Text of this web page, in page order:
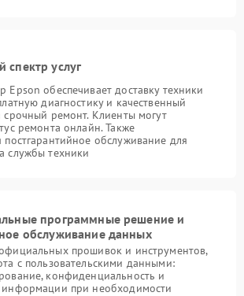
спектр услуг
Epson обеспечивает доставку техники
диагностику и качественный
срочный ремонт. Клиенты могут
ремонта онлайн. Также
постгарантийное обслуживание для
службы техники
программные решение и
обслуживание данных
прошивок и инструментов,
с пользовательскими данными:
конфиденциальность и
информации при необходимости